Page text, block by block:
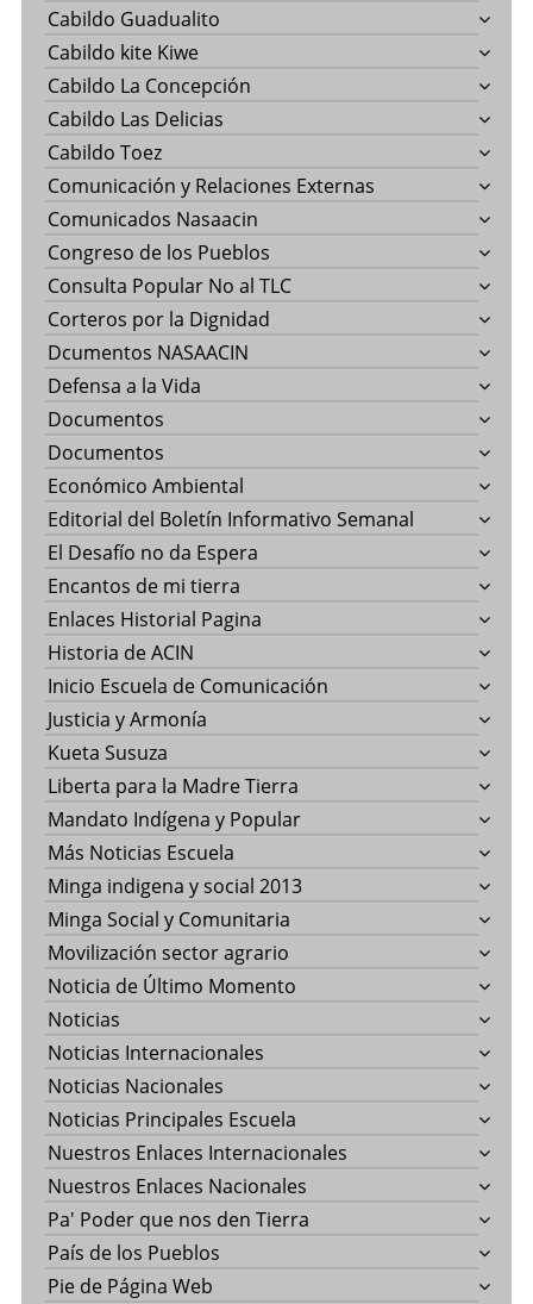
Cabildo Guadualito
Cabildo kite Kiwe
Cabildo La Concepción
Cabildo Las Delicias
Cabildo Toez
Comunicación y Relaciones Externas
Comunicados Nasaacin
Congreso de los Pueblos
Consulta Popular No al TLC
Corteros por la Dignidad
Dcumentos NASAACIN
Defensa a la Vida
Documentos
Documentos
Económico Ambiental
Editorial del Boletín Informativo Semanal
El Desafío no da Espera
Encantos de mi tierra
Enlaces Historial Pagina
Historia de ACIN
Inicio Escuela de Comunicación
Justicia y Armonía
Kueta Susuza
Liberta para la Madre Tierra
Mandato Indígena y Popular
Más Noticias Escuela
Minga indigena y social 2013
Minga Social y Comunitaria
Movilización sector agrario
Noticia de Último Momento
Noticias
Noticias Internacionales
Noticias Nacionales
Noticias Principales Escuela
Nuestros Enlaces Internacionales
Nuestros Enlaces Nacionales
Pa' Poder que nos den Tierra
País de los Pueblos
Pie de Página Web